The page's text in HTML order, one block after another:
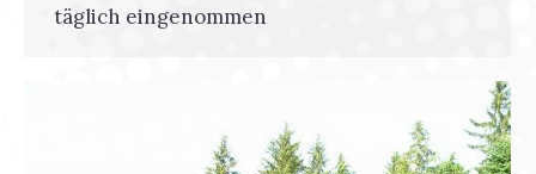
täglich eingenommen